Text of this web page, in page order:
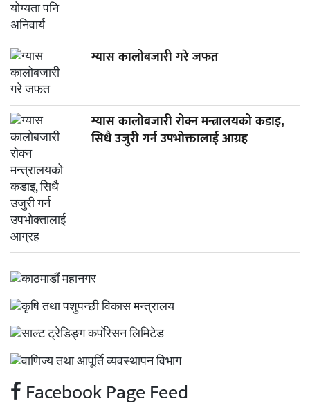
ग्यास कालोबजारी गरे जफत
ग्यास कालोबजारी रोक्न मन्त्रालयको कडाइ,
सिधै उजुरी गर्न उपभोक्तालाई आग्रह
Facebook Page Feed